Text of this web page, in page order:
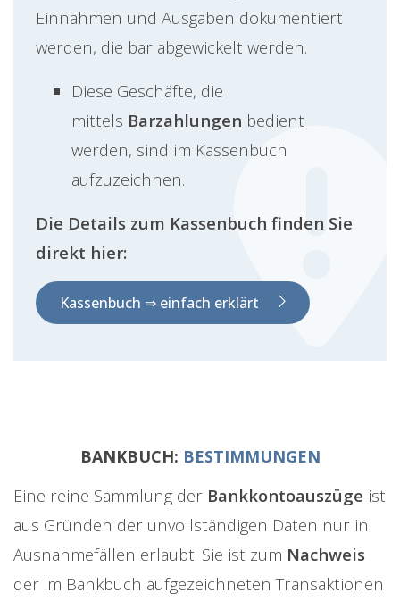
Einnahmen und Ausgaben dokumentiert
werden, die bar abgewickelt werden.
Diese Geschäfte, die
mittels Barzahlungen bedient
werden, sind im Kassenbuch
aufzuzeichnen.
Die Details zum Kassenbuch finden Sie
direkt hier:
Kassenbuch ⇒ einfach erklärt
BANKBUCH: BESTIMMUNGEN
Eine reine Sammlung der Bankkontoauszüge ist
aus Gründen der unvollständigen Daten nur in
Ausnahmefällen erlaubt. Sie ist zum Nachweis
der im Bankbuch aufgezeichneten Transaktionen